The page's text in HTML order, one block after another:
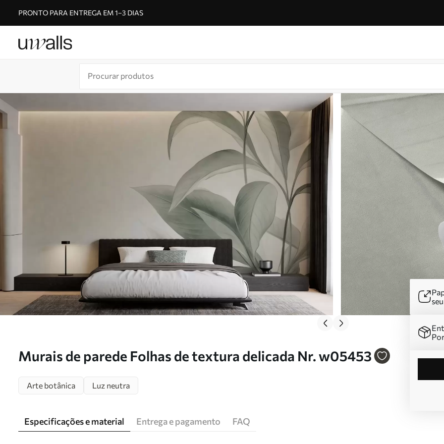
PRONTO PARA ENTREGA EM 1–3 DIAS
Murais de parede Folhas de textura delicada Nr. w05453
Arte botânica Luz neutra
Especificações e material Entrega e pagamento FAQ